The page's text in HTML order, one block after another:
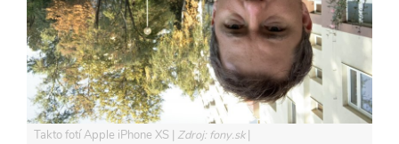
Takto fotí Apple iPhone XS Zdroj: fony.sk